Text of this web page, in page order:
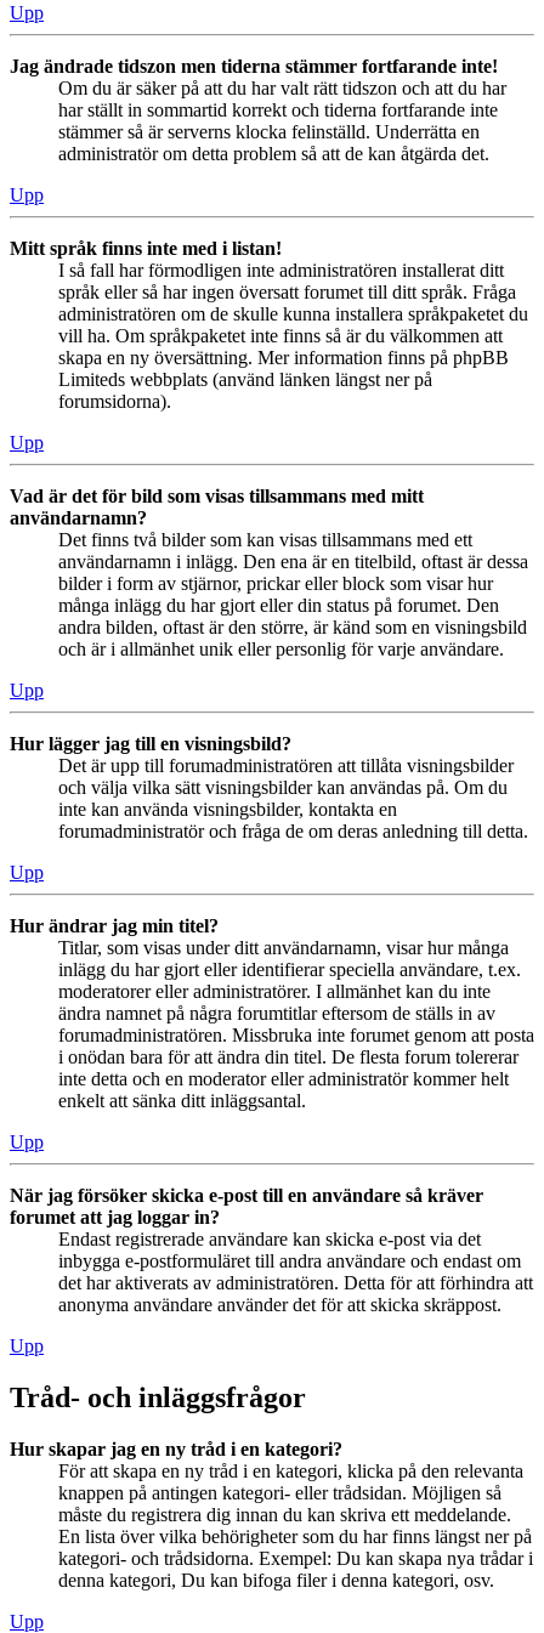
Upp
Jag ändrade tidszon men tiderna stämmer fortfarande inte!
Om du är säker på att du har valt rätt tidszon och att du har
har ställt in sommartid korrekt och tiderna fortfarande inte
stämmer så är serverns klocka felinställd. Underrätta en
administratör om detta problem så att de kan åtgärda det.
Upp
Mitt språk finns inte med i listan!
I så fall har förmodligen inte administratören installerat ditt
språk eller så har ingen översatt forumet till ditt språk. Fråga
administratören om de skulle kunna installera språkpaketet du
vill ha. Om språkpaketet inte finns så är du välkommen att
skapa en ny översättning. Mer information finns på phpBB
Limiteds webbplats (använd länken längst ner på
forumsidorna).
Upp
Vad är det för bild som visas tillsammans med mitt
användarnamn?
Det finns två bilder som kan visas tillsammans med ett
användarnamn i inlägg. Den ena är en titelbild, oftast är dessa
bilder i form av stjärnor, prickar eller block som visar hur
många inlägg du har gjort eller din status på forumet. Den
andra bilden, oftast är den större, är känd som en visningsbild
och är i allmänhet unik eller personlig för varje användare.
Upp
Hur lägger jag till en visningsbild?
Det är upp till forumadministratören att tillåta visningsbilder
och välja vilka sätt visningsbilder kan användas på. Om du
inte kan använda visningsbilder, kontakta en
forumadministratör och fråga de om deras anledning till detta.
Upp
Hur ändrar jag min titel?
Titlar, som visas under ditt användarnamn, visar hur många
inlägg du har gjort eller identifierar speciella användare, t.ex.
moderatorer eller administratörer. I allmänhet kan du inte
ändra namnet på några forumtitlar eftersom de ställs in av
forumadministratören. Missbruka inte forumet genom att posta
i onödan bara för att ändra din titel. De flesta forum tolererar
inte detta och en moderator eller administratör kommer helt
enkelt att sänka ditt inläggsantal.
Upp
När jag försöker skicka e-post till en användare så kräver
forumet att jag loggar in?
Endast registrerade användare kan skicka e-post via det
inbygga e-postformuläret till andra användare och endast om
det har aktiverats av administratören. Detta för att förhindra att
anonyma användare använder det för att skicka skräppost.
Upp
Tråd- och inläggsfrågor
Hur skapar jag en ny tråd i en kategori?
För att skapa en ny tråd i en kategori, klicka på den relevanta
knappen på antingen kategori- eller trådsidan. Möjligen så
måste du registrera dig innan du kan skriva ett meddelande.
En lista över vilka behörigheter som du har finns längst ner på
kategori- och trådsidorna. Exempel: Du kan skapa nya trådar i
denna kategori, Du kan bifoga filer i denna kategori, osv.
Upp